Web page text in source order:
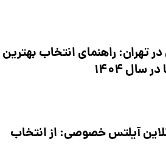
راهنمای انتخاب بهترین
۱۴۰۴
آیلتس خصوصی: از انتخاب